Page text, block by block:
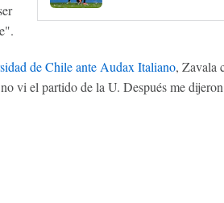
de Chile ante Audax Italiano, Zavala
vi el partido de la U. Después me